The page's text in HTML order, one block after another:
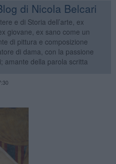
di Nicola Belcari
e di Storia dell’arte, ex
giovane, ex sano come un
di pittura e composizione
di dama, con la passione
amante della parola scritta